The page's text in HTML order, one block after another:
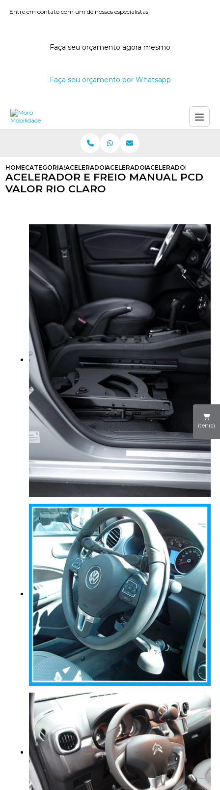
Entre em contato com um de nossos especialistas!
Faça seu orçamento agora mesmo
Faça seu orçamento por Whatsapp
iten(s)
HOMECATEGORIASACELERADORES E FREIOS MANUAIS
ACELERADOR E FREIO MANUAL PCD
ACELERADOR E FREIO
ACELERADOR E FREIO MANUAL PCD
VALOR RIO CLARO